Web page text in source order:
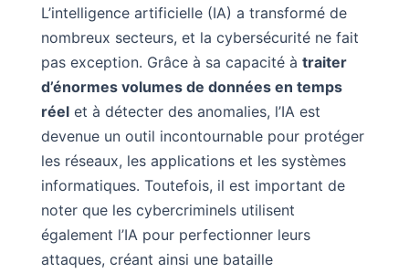
L’intelligence artificielle (IA) a transformé de
nombreux secteurs, et la cybersécurité ne fait
pas exception. Grâce à sa capacité à traiter
d’énormes volumes de données en temps
réelet à détecter des anomalies, l’IA est
devenue un outil incontournable pour protéger
les réseaux, les applications et les systèmes
informatiques. Toutefois, il est important de
noter que les cybercriminels utilisent
également l’IA pour perfectionner leurs
attaques, créant ainsi une bataille